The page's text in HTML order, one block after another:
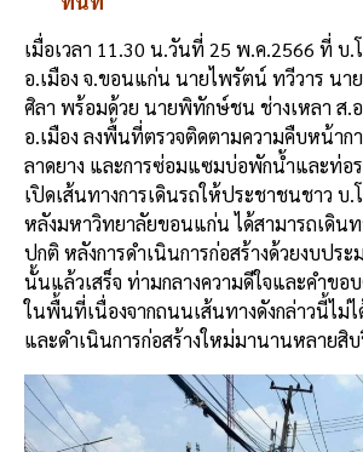
เมื่อเวลา 11.30 น.วันที่ 25 พ.ค.2566 ที่ บ.
อ.เมือง จ.ขอนแก่น นายไพรัตน์ ทวีวาร นา
ศิลา พร้อมด้วย นายพิทักษ์ชน ช่างเหลา ส.
อ.เมือง ลงพื้นที่ตรวจติดตามความคืบหน้าก
ลาดยาง และการซ่อมแซมบ่อพักน้ำและท่อ
เปิดเส้นทางการเดินรถให้ประชาชนชาว บ
หลังมหาวิทยาลัยขอนแก่น ได้สามารถเดิน
ปกติ หลังการดำเนินการก่อสร้างด้วยงบปร
นั้นแล้วเสร็จ ท่ามกลางความดีใจและคำข
ในพื้นที่เนื่องจากถนนเส้นทางดังกล่าวนี้ไม่
และดำเนินการก่อสร้างใหม่มานานหลายสิ